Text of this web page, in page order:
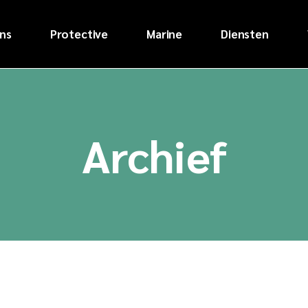
Protective Marine Diensten
Natstralen
Parelstralen
Werpstralen
Archief